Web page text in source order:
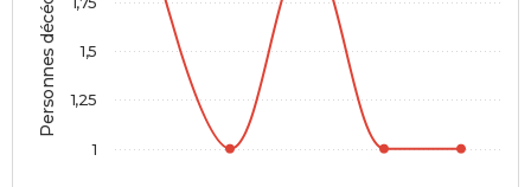
Personnes décédées
1
1,25
1,5